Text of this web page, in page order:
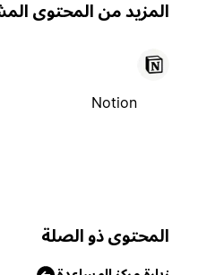
من المحتوى المشابه
Notion
ذو الصلة